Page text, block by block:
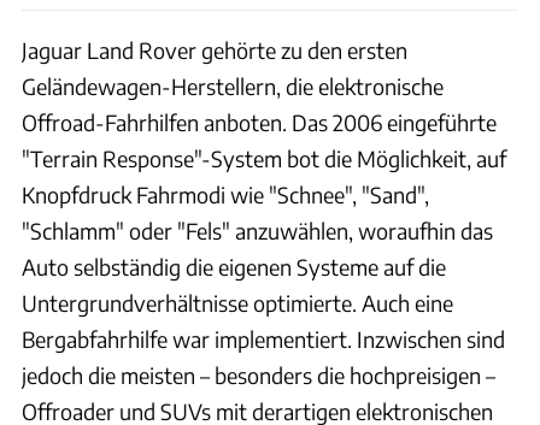
Jaguar Land Rover gehörte zu den ersten
Geländewagen-Herstellern, die elektronische
Offroad-Fahrhilfen anboten. Das 2006 eingeführte
"Terrain Response"-System bot die Möglichkeit, auf
Knopfdruck Fahrmodi wie "Schnee", "Sand",
"Schlamm" oder "Fels" anzuwählen, woraufhin das
Auto selbständig die eigenen Systeme auf die
Untergrundverhältnisse optimierte. Auch eine
Bergabfahrhilfe war implementiert. Inzwischen sind
jedoch die meisten – besonders die hochpreisigen –
Offroader und SUVs mit derartigen elektronischen